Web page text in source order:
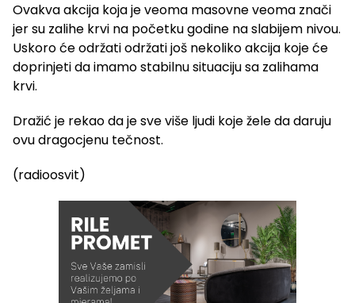
Ovakva akcija koja je veoma masovne veoma znači
jer su zalihe krvi na početku godine na slabijem nivou.
Uskoro će održati održati još nekoliko akcija koje će
doprinjeti da imamo stabilnu situaciju sa zalihama
krvi.
Dražić je rekao da je sve više ljudi koje žele da daruju
ovu dragocjenu tečnost.
(radioosvit)